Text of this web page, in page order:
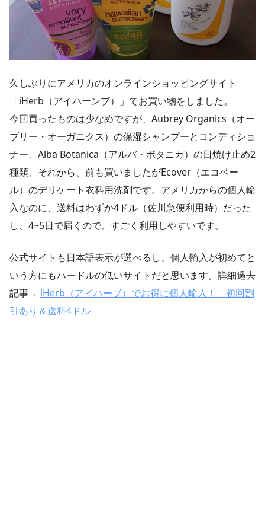
久しぶりにアメリカのオンラインショッピングサイト
「iHerb（アイハーンブ）」でお買い物をしました。
今回買ったものは少なめですが、Aubrey Organics（オー
ブリー・オーガニクス）の保湿シャンプーとコンディショ
ナー、Alba Botanica（アルバ・ボタニカ）の日焼け止め2
種類、それから、前も買いましたがEcover（エコベー
ル）のデリケート衣料用洗剤です。アメリカからの個人輸
入なのに、送料はわずか4ドル（佐川急便利用時）だった
し、4~5日で届くので、すごく利用しやすいです。
公式サイトも日本語表示が選べるし、個人輸入が初めてと
いう方にもハードルの低いサイトだと思います。詳細過去
記事→ iHerb（アイハーブ）でお得に個人輸入！ 初回割
引あり＆送料4ドル